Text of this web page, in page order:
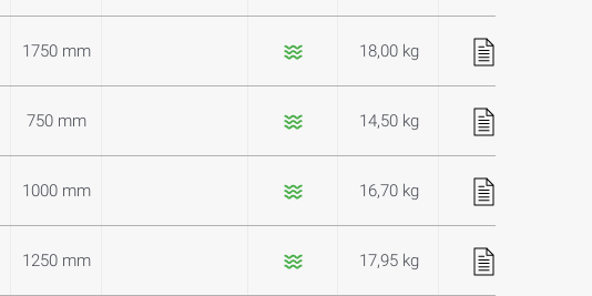
1750 mm 18,00 kg
750 mm 14,50 kg
1000 mm 16,70 kg
1250 mm 17,95 kg